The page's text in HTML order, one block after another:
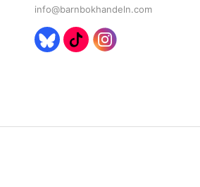
info@barnbokhandeln.com